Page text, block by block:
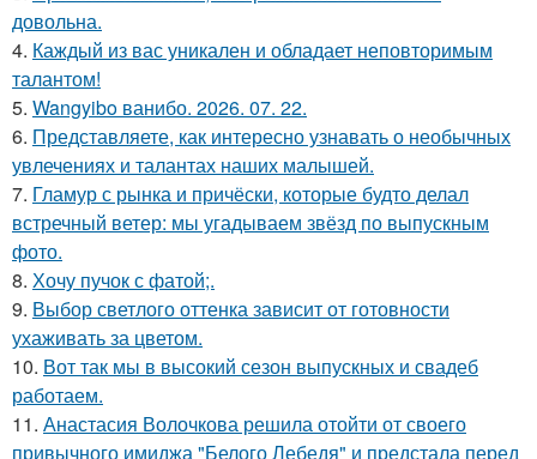
довольна.
4. Каждый из вас уникален и обладает неповторимым
талантом!
5. Wangyibo ванибо. 2026. 07. 22.
6. Представляете, как интересно узнавать о необычных
увлечениях и талантах наших малышей.
7. Гламур с рынка и причёски, которые будто делал
встречный ветер: мы угадываем звёзд по выпускным
фото.
8. Хочу пучок с фатой;.
9. Выбор светлого оттенка зависит от готовности
ухаживать за цветом.
10. Вот так мы в высокий сезон выпускных и свадеб
работаем.
11. Анастасия Волочкова решила отойти от своего
привычного имиджа "Белого Лебедя" и предстала перед